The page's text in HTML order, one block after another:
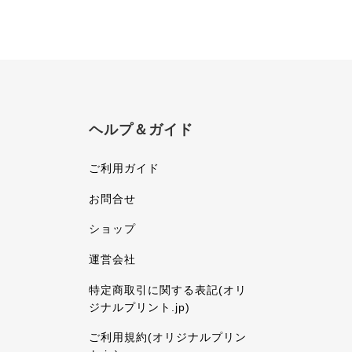
ヘルプ＆ガイド
ご利用ガイド
お問合せ
ショップ
運営会社
特定商取引に関する表記(オリ
ジナルプリント.jp)
ご利用規約(オリジナルプリン